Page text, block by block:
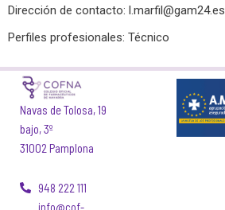
Dirección de contacto: l.marfil@gam24.es
Perfiles profesionales: Técnico
Navas de Tolosa, 19
bajo, 3º
31002 Pamplona
948 222 111
info@cof-